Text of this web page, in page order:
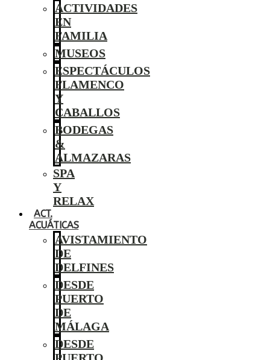
ACTIVIDADES
EN
FAMILIA
MUSEOS
ESPECTÁCULOS
FLAMENCO
Y
CABALLOS
BODEGAS
&
ALMAZARAS
SPA
Y
RELAX
ACT.
ACUÁTICAS
AVISTAMIENTO
DE
DELFINES
DESDE
PUERTO
DE
MÁLAGA
DESDE